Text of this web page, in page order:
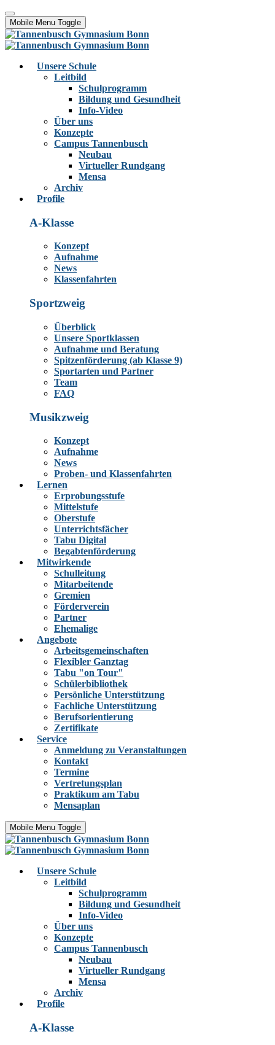
Mobile Menu Toggle
Unsere Schule
Leitbild
Schulprogramm
Bildung und Gesundheit
Info-Video
Über uns
Konzepte
Campus Tannenbusch
Neubau
Virtueller Rundgang
Mensa
Archiv
Profile
A-Klasse
Konzept
Aufnahme
News
Klassenfahrten
Sportzweig
Überblick
Unsere Sportklassen
Aufnahme und Beratung
Spitzenförderung (ab Klasse 9)
Sportarten und Partner
Team
FAQ
Musikzweig
Konzept
Aufnahme
News
Proben- und Klassenfahrten
Lernen
Erprobungsstufe
Mittelstufe
Oberstufe
Unterrichtsfächer
Tabu Digital
Begabtenförderung
Mitwirkende
Schulleitung
Mitarbeitende
Gremien
Förderverein
Partner
Ehemalige
Angebote
Arbeitsgemeinschaften
Flexibler Ganztag
Tabu "on Tour"
Schülerbibliothek
Persönliche Unterstützung
Fachliche Unterstützung
Berufsorientierung
Zertifikate
Service
Anmeldung zu Veranstaltungen
Kontakt
Termine
Vertretungsplan
Praktikum am Tabu
Mensaplan
Mobile Menu Toggle
Unsere Schule
Leitbild
Schulprogramm
Bildung und Gesundheit
Info-Video
Über uns
Konzepte
Campus Tannenbusch
Neubau
Virtueller Rundgang
Mensa
Archiv
Profile
A-Klasse